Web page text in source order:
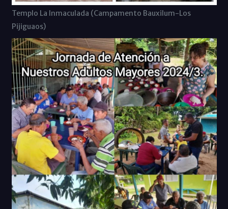
Templo La Inmaculada (Campamento Bauxilum-Los
Pijiguaos)